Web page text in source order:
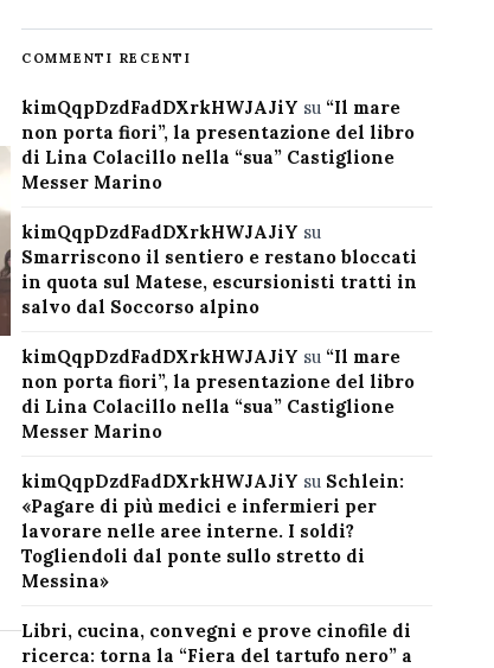
COMMENTI RECENTI
kimQqpDzdFadDXrkHWJAJiY su “Il mare
non porta fiori”, la presentazione del libro
di Lina Colacillo nella “sua” Castiglione
Messer Marino
kimQqpDzdFadDXrkHWJAJiY su
Smarriscono il sentiero e restano bloccati
in quota sul Matese, escursionisti tratti in
salvo dal Soccorso alpino
kimQqpDzdFadDXrkHWJAJiY su “Il mare
non porta fiori”, la presentazione del libro
di Lina Colacillo nella “sua” Castiglione
Messer Marino
kimQqpDzdFadDXrkHWJAJiY su Schlein:
«Pagare di più medici e infermieri per
lavorare nelle aree interne. I soldi?
Togliendoli dal ponte sullo stretto di
Messina»
Libri, cucina, convegni e prove cinofile di
ricerca: torna la “Fiera del tartufo nero” a